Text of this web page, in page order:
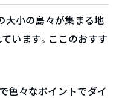
大小の島々が集まる地
います。ここのおすす
色々なポイントでダイ